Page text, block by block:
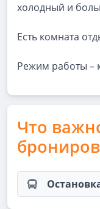
холодный и
Есть комната
Режим работы –
Что